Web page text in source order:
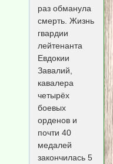
раз обманула
смерть. Жизнь
гвардии
лейтенанта
Евдокии
Завалий,
кавалера
четырёх
боевых
орденов и
почти 40
медалей
закончилась 5